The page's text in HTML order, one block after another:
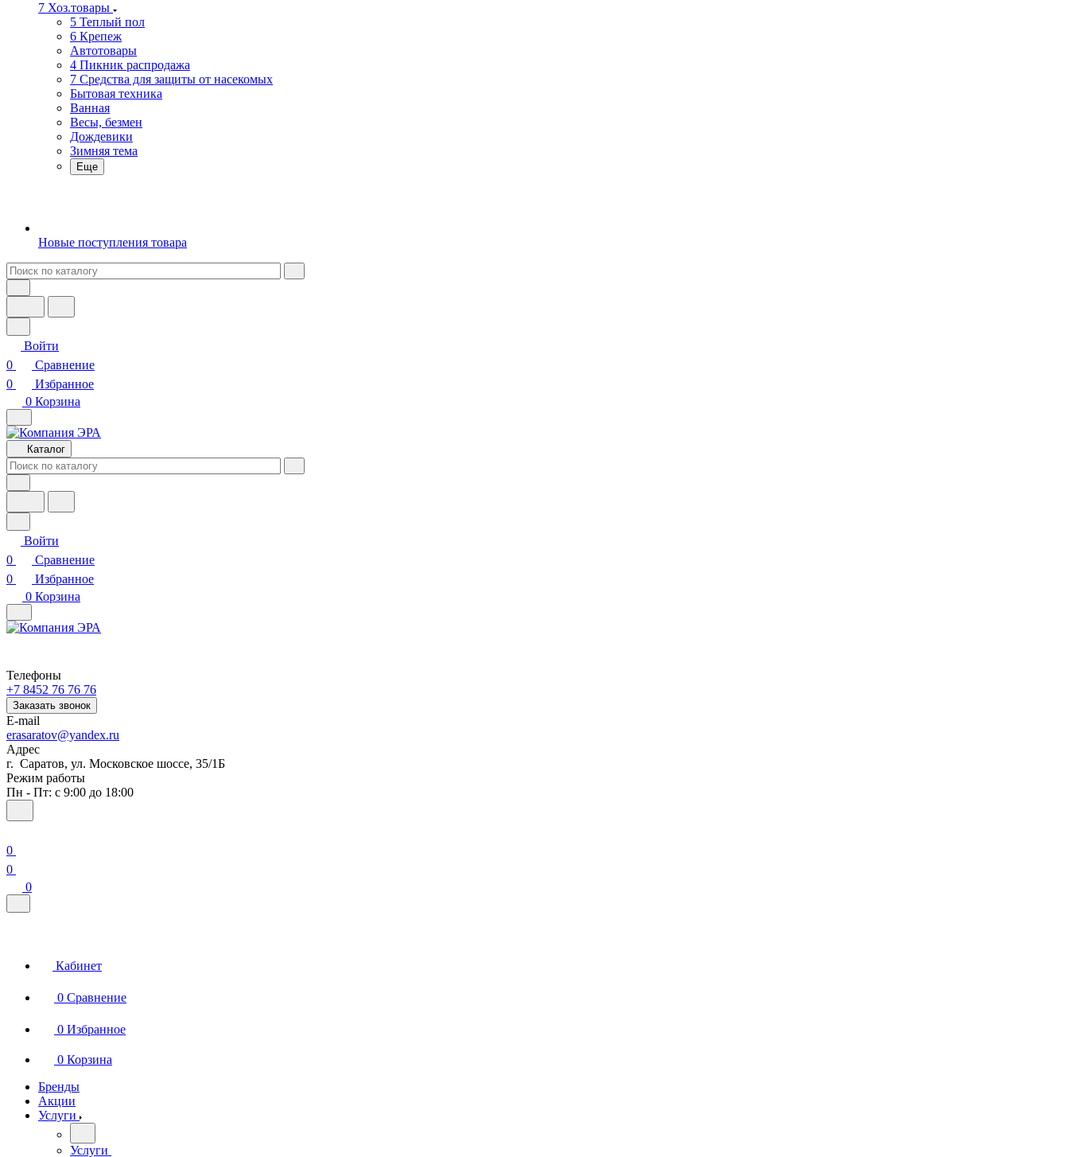
7 Хоз.товары
5 Теплый пол
6 Крепеж
Автотовары
4 Пикник распродажа
7 Средства для защиты от насекомых
Бытовая техника
Ванная
Весы, безмен
Дождевики
Зимняя тема
Еще
Новые поступления товара
Войти
0
Сравнение
0
Избранное
0 Корзина
Каталог
Войти
0
Сравнение
0
Избранное
0 Корзина
Телефоны
+7 8452 76 76 76
Заказать звонок
E-mail
erasaratov@yandex.ru
Адрес
г. Саратов, ул. Московское шоссе, 35/1Б
Режим работы
Пн - Пт: с 9:00 до 18:00
0
0
0
Кабинет
0 Сравнение
0 Избранное
0 Корзина
Бренды
Акции
Услуги
Услуги